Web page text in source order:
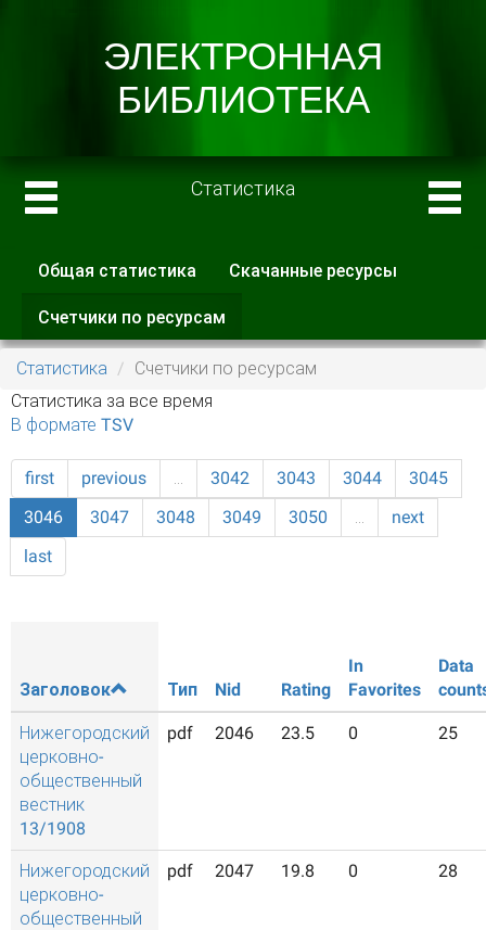
Статистика
Главные вкладки
Общая статистика Скачанные ресурсы
Счетчики по ресурсам
вкладка)
Статистика
Счетчики по ресурсам
Статистика за все время
В формате TSV
first previous … 3042 3043 3044
3045
3046
3047 3048 3049 3050 …
next
last
Заголовок Тип Nid Rating
In
Favorites
Data
Нижегородский
церковно-
общественный
вестник
13/1908
pdf 2046 23.5 0 25
Нижегородский
церковно-
общественный
pdf 2047 19.8 0 28